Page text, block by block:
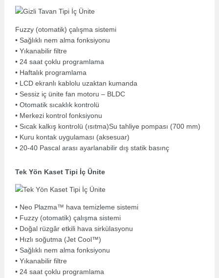
Fuzzy (otomatik) çalışma sistemi
• Sağlıklı nem alma fonksiyonu
• Yıkanabilir filtre
• 24 saat çoklu programlama
• Haftalık programlama
• LCD ekranlı kablolu uzaktan kumanda
• Sessiz iç ünite fan motoru – BLDC
• Otomatik sıcaklık kontrolü
• Merkezi kontrol fonksiyonu
• Sıcak kalkış kontrolü (ısıtma)Su tahliye pompası (700 mm)
• Kuru kontak uygulaması (aksesuar)
• 20-40 Pascal arası ayarlanabilir dış statik basınç
Tek Yön Kaset Tipi İç Ünite
• Neo Plazma™ hava temizleme sistemi
• Fuzzy (otomatik) çalışma sistemi
• Doğal rüzgâr etkili hava sirkülasyonu
• Hızlı soğutma (Jet Cool™)
• Sağlıklı nem alma fonksiyonu
• Yıkanabilir filtre
• 24 saat çoklu programlama